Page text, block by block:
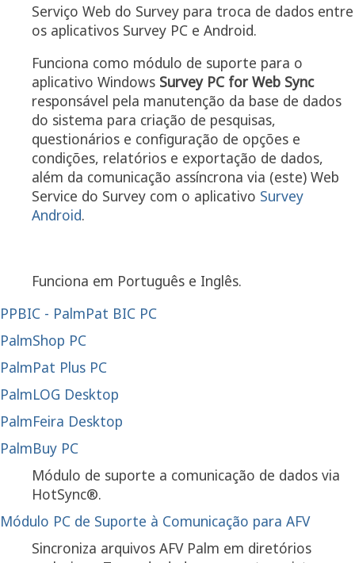
Serviço Web do Survey para troca de dados entre
os aplicativos Survey PC e Android.
Funciona como módulo de suporte para o
aplicativo Windows Survey PC for Web Sync
responsável pela manutenção da base de dados
do sistema para criação de pesquisas,
questionários e configuração de opções e
condições, relatórios e exportação de dados,
além da comunicação assíncrona via (este) Web
Service do Survey com o aplicativo Survey
Android.
Funciona em Português e Inglês.
PPBIC - PalmPat BIC PC
PalmShop PC
PalmPat Plus PC
PalmLOG Desktop
PalmFeira Desktop
PalmBuy PC
Módulo de suporte a comunicação de dados via
HotSync®.
Módulo PC de Suporte à Comunicação para AFV
Sincroniza arquivos AFV Palm em diretórios